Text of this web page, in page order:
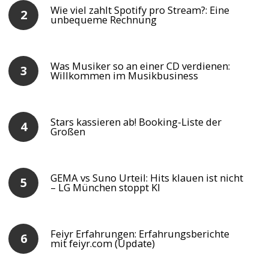
Wie viel zahlt Spotify pro Stream?: Eine
unbequeme Rechnung
Was Musiker so an einer CD verdienen:
Willkommen im Musikbusiness
Stars kassieren ab! Booking-Liste der
Großen
GEMA vs Suno Urteil: Hits klauen ist nicht
– LG München stoppt KI
Feiyr Erfahrungen: Erfahrungsberichte
mit feiyr.com (Update)